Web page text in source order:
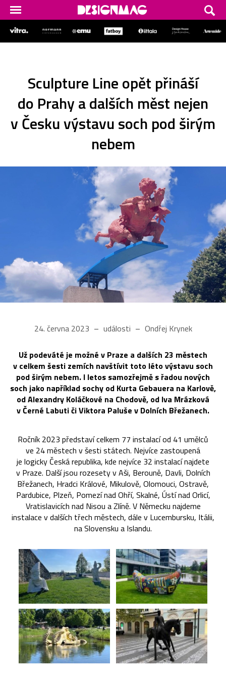
Sculpture Line opět přináší
do Prahy a dalších měst nejen
v Česku výstavu soch pod širým
nebem
24. června 2023 události Ondřej Krynek
Už podeváté je možné v Praze a dalších 23 městech
v celkem šesti zemích navštívit toto léto výstavu soch
pod širým nebem. I letos samozřejmě s řadou nových
soch jako například sochy od Kurta Gebauera na Karlově,
od Alexandry Koláčkové na Chodově, od Iva Mrázková
v Černé Labuti či Viktora Paluše v Dolních Břežanech.
Ročník 2023 představí celkem 77 instalací od 41 umělců
ve 24 městech v šesti státech. Nejvíce zastoupená
je logicky Česká republika, kde nejvíce 32 instalací najdete
v Praze. Další jsou rozesety v Aši, Berouně, Davli, Dolních
Břežanech, Hradci Králové, Mikulově, Olomouci, Ostravě,
Pardubice, Plzeň, Pomezí nad Ohří, Skalné, Ústí nad Orlicí,
Vratislavicích nad Nisou a Zlíně. V Německu najdeme
instalace v dalších třech městech, dále v Lucembursku, Itálii,
na Slovensku a Islandu.